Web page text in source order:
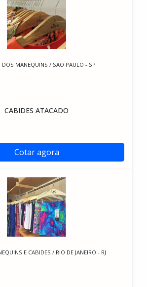
DOS MANEQUINS / SÃO PAULO - SP
CABIDES ATACADO
Cotar agora
E CABIDES / RIO DE JANEIRO - RJ